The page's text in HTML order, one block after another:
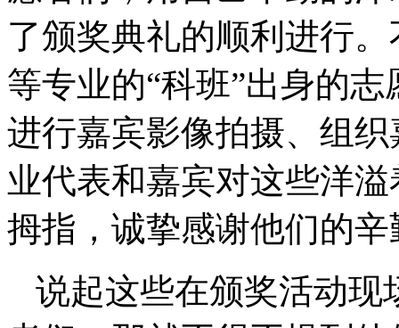
了颁奖典礼的顺利进行
等专业的“科班”出身的
进行嘉宾影像拍摄、组
业代表和嘉宾对这些洋
拇指，诚挚感谢他们的
说起这些在颁奖活动现